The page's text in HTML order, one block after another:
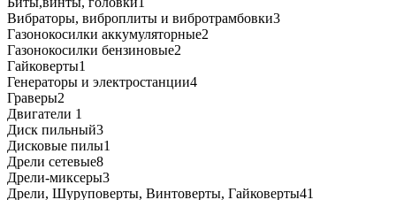
Вибраторы, виброплиты и вибротрамбовки3
Газонокосилки аккумуляторные2
Газонокосилки бензиновые2
Гайковерты1
Генераторы и электростанции4
Граверы2
Двигатели 1
Диск пильный3
Дисковые пилы1
Дрели сетевые8
Дрели-миксеры3
Дрели, Шуруповерты, Винтоверты, Гайковерты41